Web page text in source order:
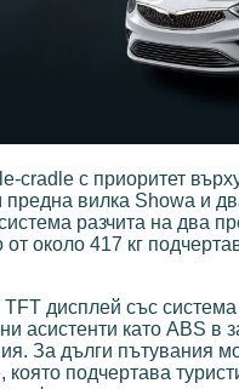
с приоритет
вилка Showa и
разчита на два
около 417 кг
дисплей със
асистенти като ABS в
За дълги пътувания
подчертава